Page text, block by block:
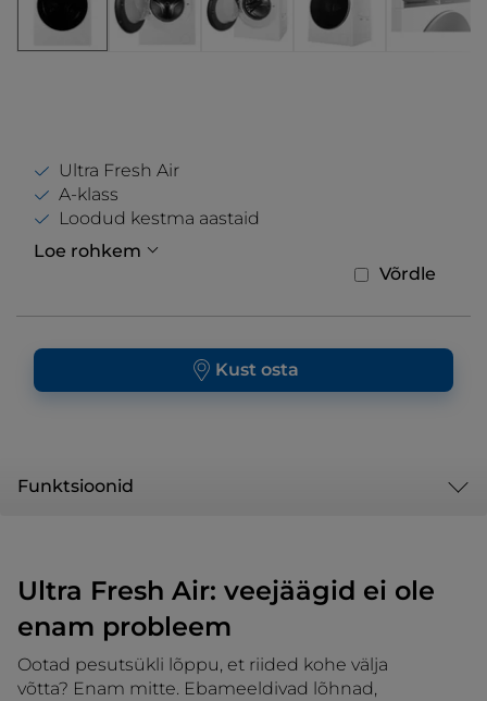
Ultra Fresh Air
A-klass
Loodud kestma aastaid
Loe rohkem
Võrdle
Kust osta
Funktsioonid
Ultra Fresh Air: veejäägid ei ole
enam probleem
Ootad pesutsükli lõppu, et riided kohe välja
võtta? Enam mitte. Ebameeldivad lõhnad,